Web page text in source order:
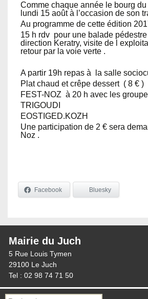
Comme chaque année le bourg
lundi 15 août à l’occasion de son
Au programme de cette édition
15 h rdv pour une balade
direction Keratry, visite de l
retour par la voie verte .
A partir 19h repas à la salle
Plat chaud et crêpe dessert ( 8 € )
FEST-NOZ à 20 h avec les
TRIGOUDI
EOSTIGED.KOZH
Une participation de 2 € sera
Noz .
Facebook Bluesky
Mairie du Juch
5 Rue Louis Tymen
29100 Le Juch
Tel : 02 98 74 71 50